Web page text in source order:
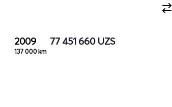
2009
137 000 km
77 451 660 UZS